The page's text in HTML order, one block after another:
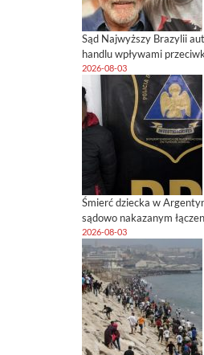
Sąd Najwyższy Brazylii
handlu wpływami
2026-08-03
Śmierć dziecka w
sądowo nakazanym
2026-08-03